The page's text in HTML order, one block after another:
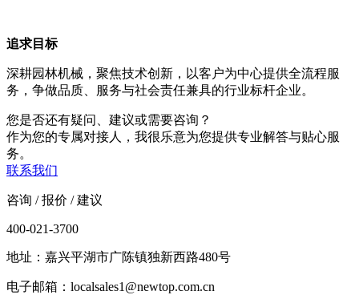
追求目标
深耕园林机械，聚焦技术创新，以客户为中心提供全流程服
务，争做品质、服务与社会责任兼具的行业标杆企业。
您是否还有疑问、建议或需要咨询？
作为您的专属对接人，我很乐意为您提供专业解答与贴心服
务。
联系我们
咨询 / 报价 / 建议
400-021-3700
地址：嘉兴平湖市广陈镇独新西路480号
电子邮箱：localsales1@newtop.com.cn